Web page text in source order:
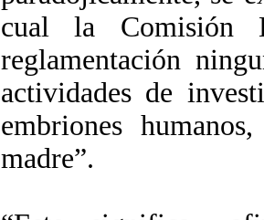
cual la Comisión
reglamentación
actividades de
embriones
madre”.